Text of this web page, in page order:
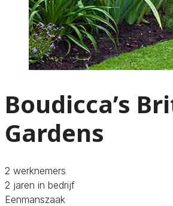
Boudicca’s
Gardens
2 werknemers
2 jaren in bedrijf
Eenmanszaak